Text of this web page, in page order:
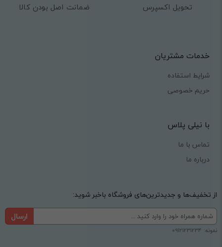
تحویل اکسپرس ضمانت اصل بودن کالا
خدمات مشتریان
شرایط استفاده
حریم خصوصی
با نیلی پلاس
تماس با ما
درباره ما
از تخفیف‌ها و جدیدترین‌های فروشگاه باخبر شوید:
ارسال
نمونه: 09121231234